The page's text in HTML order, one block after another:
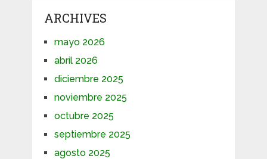
ARCHIVES
mayo 2026
abril 2026
diciembre 2025
noviembre 2025
octubre 2025
septiembre 2025
agosto 2025